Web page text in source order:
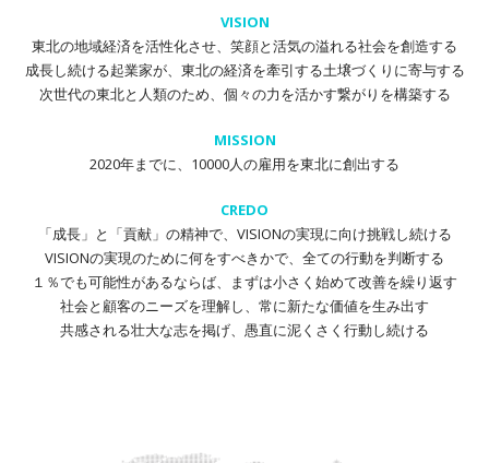
VISION
東北の地域経済を活性化させ、笑顔と活気の溢れる社会を創造する
成長し続ける起業家が、東北の経済を牽引する土壌づくりに寄与する
次世代の東北と人類のため、個々の力を活かす繋がりを構築する
MISSION
2020年までに、10000人の雇用を東北に創出する
CREDO
「成長」と「貢献」の精神で、VISIONの実現に向け挑戦し続ける
VISIONの実現のために何をすべきかで、全ての行動を判断する
１％でも可能性があるならば、まずは小さく始めて改善を繰り返す
社会と顧客のニーズを理解し、常に新たな価値を生み出す
共感される壮大な志を掲げ、愚直に泥くさく行動し続ける